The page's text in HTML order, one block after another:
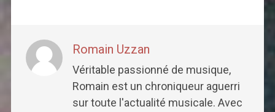
Romain Uzzan
Véritable passionné de musique,
Romain est un chroniqueur aguerri
sur toute l'actualité musicale. Avec